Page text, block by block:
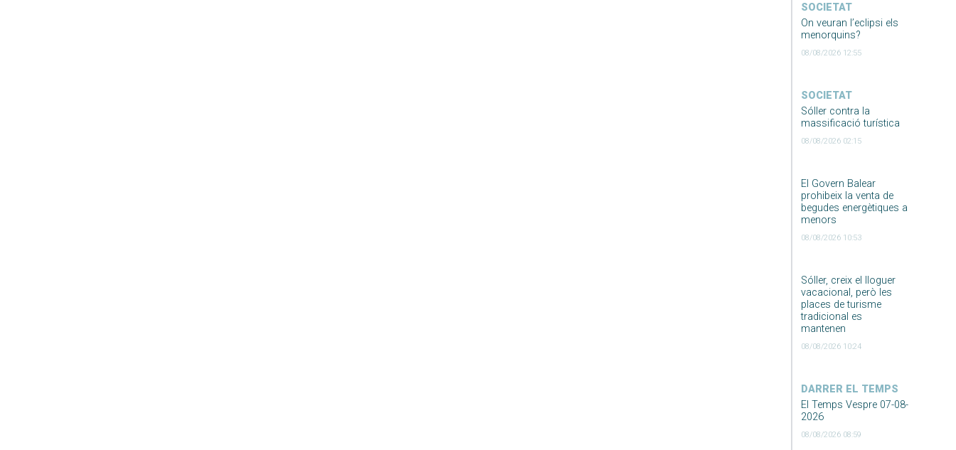
SOCIETAT
On veuran l’eclipsi els
menorquins?
08/08/2026 12:55
SOCIETAT
Sóller contra la
massificació turística
08/08/2026 02:15
El Govern Balear
prohibeix la venta de
begudes energètiques a
menors
08/08/2026 10:53
Sóller, creix el lloguer
vacacional, però les
places de turisme
tradicional es
mantenen
08/08/2026 10:24
DARRER EL TEMPS
El Temps Vespre 07-08-
2026
08/08/2026 08:59